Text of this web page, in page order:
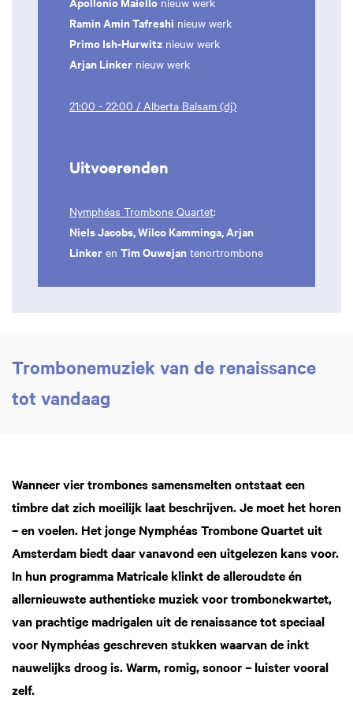
Ramin Amin Tafreshi nieuw werk
Primo Ish-Hurwitz nieuw werk
Arjan Linker nieuw werk
21:00 - 22:00 / Alberta Balsam (dj)
Uitvoerenden
Nymphéas Trombone Quartet:
Niels Jacobs, Wilco Kamminga, Arjan
Linker en Tim Ouwejan tenortrombone
Trombonemuziek van de renaissance
tot vandaag
Wanneer vier trombones samensmelten ontstaat een
timbre dat zich moeilijk laat beschrijven. Je moet het horen
– en voelen. Het jonge Nymphéas Trombone Quartet uit
Amsterdam biedt daar vanavond een uitgelezen kans voor.
In hun programma Matricale klinkt de alleroudste én
allernieuwste authentieke muziek voor trombonekwartet,
van prachtige madrigalen uit de renaissance tot speciaal
voor Nymphéas geschreven stukken waarvan de inkt
nauwelijks droog is. Warm, romig, sonoor – luister vooral
zelf.